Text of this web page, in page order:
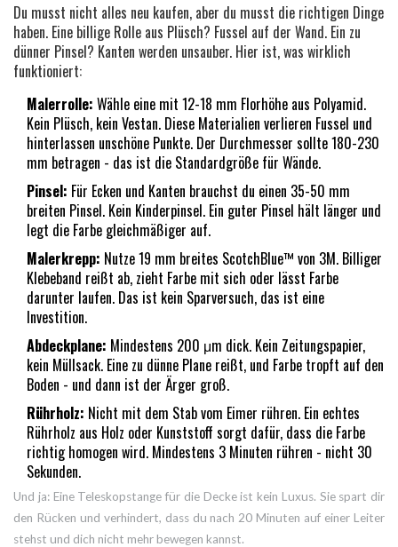
Du musst nicht alles neu kaufen, aber du musst die richtigen Dinge
haben. Eine billige Rolle aus Plüsch? Fussel auf der Wand. Ein zu
dünner Pinsel? Kanten werden unsauber. Hier ist, was wirklich
funktioniert:
Malerrolle: Wähle eine mit 12-18 mm Florhöhe aus Polyamid.
Kein Plüsch, kein Vestan. Diese Materialien verlieren Fussel und
hinterlassen unschöne Punkte. Der Durchmesser sollte 180-230
mm betragen - das ist die Standardgröße für Wände.
Pinsel: Für Ecken und Kanten brauchst du einen 35-50 mm
breiten Pinsel. Kein Kinderpinsel. Ein guter Pinsel hält länger und
legt die Farbe gleichmäßiger auf.
Malerkrepp: Nutze 19 mm breites ScotchBlue™ von 3M. Billiger
Klebeband reißt ab, zieht Farbe mit sich oder lässt Farbe
darunter laufen. Das ist kein Sparversuch, das ist eine
Investition.
Abdeckplane: Mindestens 200 μm dick. Kein Zeitungspapier,
kein Müllsack. Eine zu dünne Plane reißt, und Farbe tropft auf den
Boden - und dann ist der Ärger groß.
Rührholz: Nicht mit dem Stab vom Eimer rühren. Ein echtes
Rührholz aus Holz oder Kunststoff sorgt dafür, dass die Farbe
richtig homogen wird. Mindestens 3 Minuten rühren - nicht 30
Sekunden.
Und ja: Eine Teleskopstange für die Decke ist kein Luxus. Sie spart dir
den Rücken und verhindert, dass du nach 20 Minuten auf einer Leiter
stehst und dich nicht mehr bewegen kannst.